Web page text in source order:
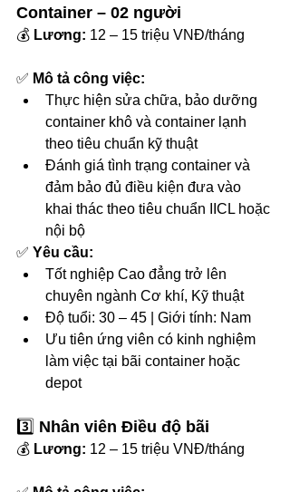
Container – 02 người
💰 Lương: 12 – 15 triệu VNĐ/tháng
✅ Mô tả công việc:
Thực hiện sửa chữa, bảo dưỡng
container khô và container lạnh
theo tiêu chuẩn kỹ thuật
Đánh giá tình trạng container và
đảm bảo đủ điều kiện đưa vào
khai thác theo tiêu chuẩn IICL hoặc
nội bộ
✅ Yêu cầu:
Tốt nghiệp Cao đẳng trở lên
chuyên ngành Cơ khí, Kỹ thuật
Độ tuổi: 30 – 45 | Giới tính: Nam
Ưu tiên ứng viên có kinh nghiệm
làm việc tại bãi container hoặc
depot
3️⃣ Nhân viên Điều độ bãi
💰 Lương: 12 – 15 triệu VNĐ/tháng